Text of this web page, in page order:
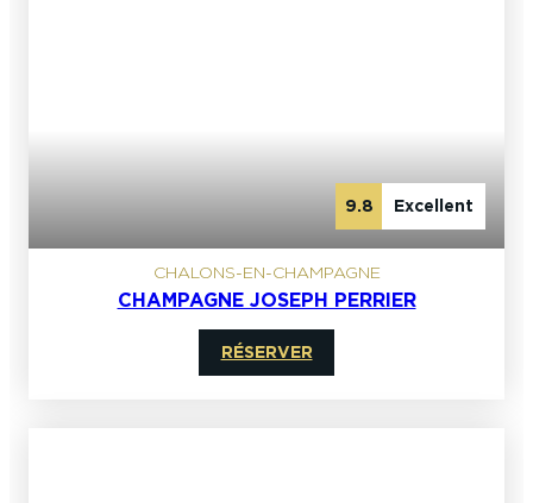
9.8 Excellent
CHALONS-EN-CHAMPAGNE
CHAMPAGNE JOSEPH PERRIER
RÉSERVER